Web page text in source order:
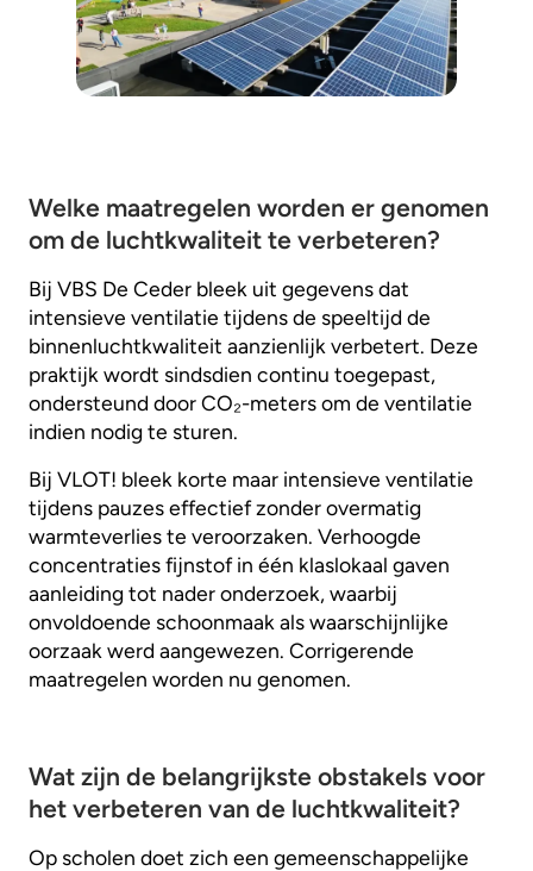
Welke maatregelen worden er genomen
om de luchtkwaliteit te verbeteren?
Bij VBS De Ceder bleek uit gegevens dat
intensieve ventilatie tijdens de speeltijd de
binnenluchtkwaliteit aanzienlijk verbetert. Deze
praktijk wordt sindsdien continu toegepast,
ondersteund door CO₂-meters om de ventilatie
indien nodig te sturen.
Bij VLOT! bleek korte maar intensieve ventilatie
tijdens pauzes effectief zonder overmatig
warmteverlies te veroorzaken. Verhoogde
concentraties fijnstof in één klaslokaal gaven
aanleiding tot nader onderzoek, waarbij
onvoldoende schoonmaak als waarschijnlijke
oorzaak werd aangewezen. Corrigerende
maatregelen worden nu genomen.
Wat zijn de belangrijkste obstakels voor
het verbeteren van de luchtkwaliteit?
Op scholen doet zich een gemeenschappelijke